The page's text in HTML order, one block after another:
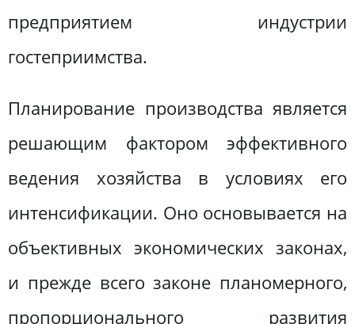
предприятием индустрии
гостеприимства.
Планирование производства является
решающим фактором эффективного
ведения хозяйства в условиях его
интенсификации. Оно основывается на
объективных экономических законах,
и прежде всего законе планомерного,
пропорционального развития